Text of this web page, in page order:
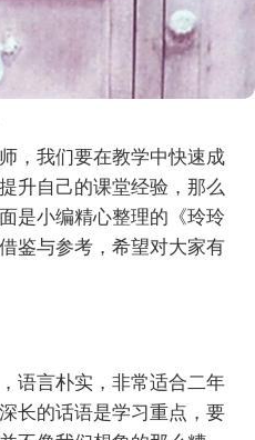
，我们要在教学中快速成
升自己的课堂经验，那么
是小编精心整理的《玲玲
鉴与参考，希望对大家有
语言朴实，非常适合二年
长的话语是学习重点，要